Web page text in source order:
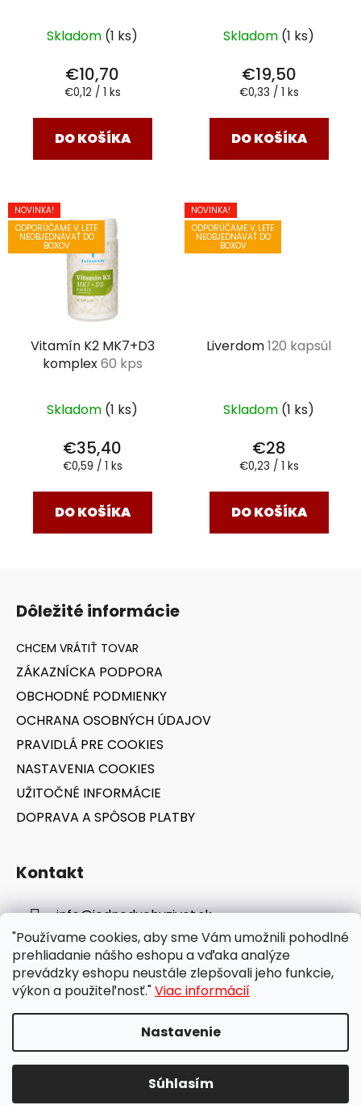
"Používame cookies, aby sme Vám umožnili pohodlné
prehliadanie nášho eshopu a vďaka analýze
prevádzky eshopu neustále zlepšovali jeho funkcie,
výkon a použiteľnosť."Viac informácií
Nastavenie
Súhlasím
Skladom (1 ks)
€10,70
Jednotková
€0,12 / 1 ks
DO KOŠÍKA
Skladom (1 ks)
€19,50
Jednotková
€0,33 / 1 ks
DO KOŠÍKA
NOVINKA!
ODPORÚČAME V LETE
NEOBJEDNÁVAŤ DO
BOXOV
Vitamín K2 MK7+D3
komplex60 kps
Skladom (1 ks)
€35,40
Jednotková
€0,59 / 1 ks
DO KOŠÍKA
NOVINKA!
ODPORÚČAME V LETE
NEOBJEDNÁVAŤ DO
BOXOV
Liverdom120 kapsúl
Skladom (1 ks)
€28
Jednotková
€0,23 / 1 ks
DO KOŠÍKA
Dôležité informácie
ZÁKAZNÍCKA PODPORA
OBCHODNÉ PODMIENKY
OCHRANA OSOBNÝCH ÚDAJOV
PRAVIDLÁ PRE COOKIES
NASTAVENIA COOKIES
UŽITOČNÉ INFORMÁCIE
DOPRAVA A SPÔSOB PLATBY
Kontakt
info@jednoduchyzivot.sk
E-shop: 0948 647 767
Vytvoril Shoptet
jednoduchyzivot.sk